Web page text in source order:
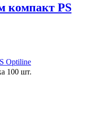
компакт PS
Optiline
100 шт.